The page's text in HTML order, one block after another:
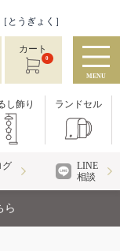
うぎょく］
カート
0
MENU
し飾り ランドセル
グ
LINE
相談
ら